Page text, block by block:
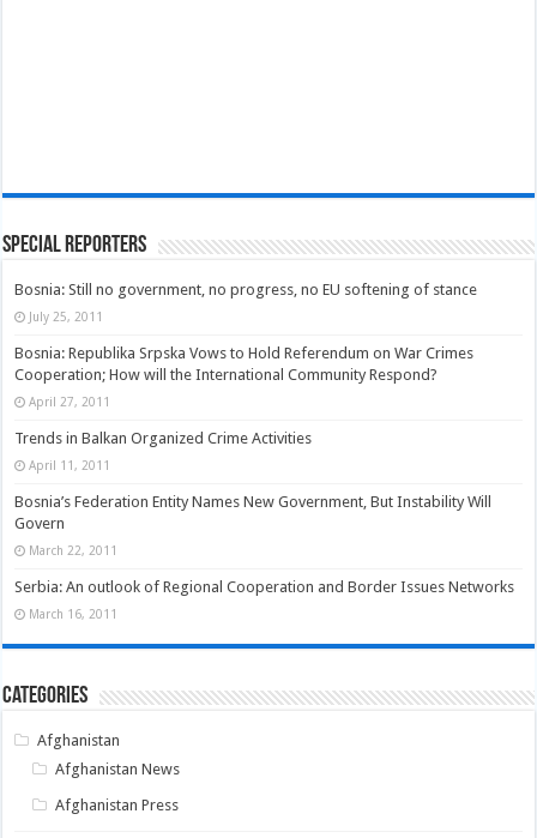
Special Reporters
Bosnia: Still no government, no progress, no EU softening of stance
July 25, 2011
Bosnia: Republika Srpska Vows to Hold Referendum on War Crimes
Cooperation; How will the International Community Respond?
April 27, 2011
Trends in Balkan Organized Crime Activities
April 11, 2011
Bosnia’s Federation Entity Names New Government, But Instability Will
Govern
March 22, 2011
Serbia: An outlook of Regional Cooperation and Border Issues Networks
March 16, 2011
Categories
Afghanistan
Afghanistan News
Afghanistan Press